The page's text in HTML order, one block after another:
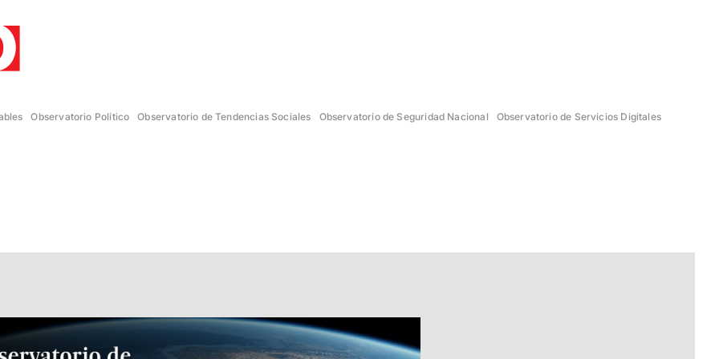
Observatorio Político Observatorio de Tendencias Sociales Observatorio de Seguridad Nacional Observatorio de Servicios Digitales